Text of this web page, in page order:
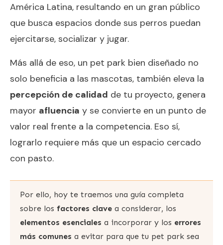
América Latina, resultando en un gran público
que busca espacios donde sus perros puedan
ejercitarse, socializar y jugar.
Más allá de eso, un pet park bien diseñado no
solo beneficia a las mascotas, también eleva la
percepción de calidad de tu proyecto, genera
mayor afluencia y se convierte en un punto de
valor real frente a la competencia. Eso sí,
lograrlo requiere más que un espacio cercado
con pasto.
Por ello, hoy te traemos una guía completa
sobre los factores clave a considerar, los
elementos esenciales a incorporar y los errores
más comunes a evitar para que tu pet park sea